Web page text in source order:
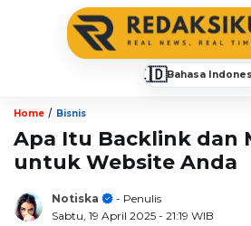
🇮🇩Bahasa
Home / Bisnis
Apa Itu Backlink dan
untuk Website Anda
Notiska
- Penulis
Sabtu, 19 April 2025 - 21:19 WIB